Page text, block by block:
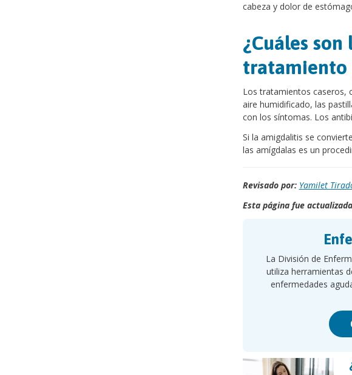
cabeza y dolor de
¿Cuáles son
tratamiento
Los tratamientos caseros,
aire humidificado, las
con los síntomas. Los
Si la amigdalitis se
las amígdalas es un
Revisado por: Yamilet
Esta página fue
La División de
utiliza herramientas
enfermedades